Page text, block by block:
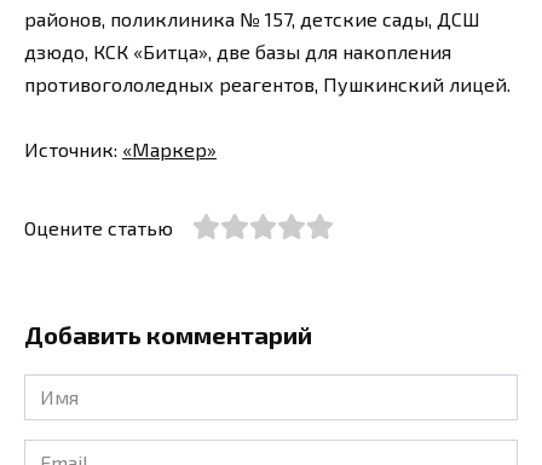
районов, поликлиника № 157, детские сады, ДСШ
дзюдо, КСК «Битца», две базы для накопления
противогололедных реагентов, Пушкинский лицей.
Источник: «Маркер»
Оцените статью
Добавить комментарий
Имя
*
Email